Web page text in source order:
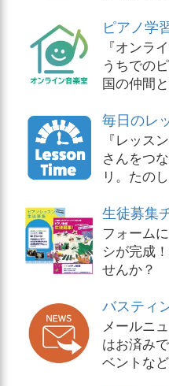
ピアノ学
『オンラ
うちでの
国の仲間
毎日のレ
『レッス
さんをつ
リ。たの
生徒募集
フォーム
シが完成
せんか？
バスティ
メールニ
はお済み
ベントな